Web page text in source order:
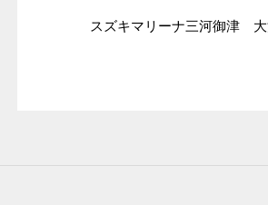
スズキマリーナ三河御津